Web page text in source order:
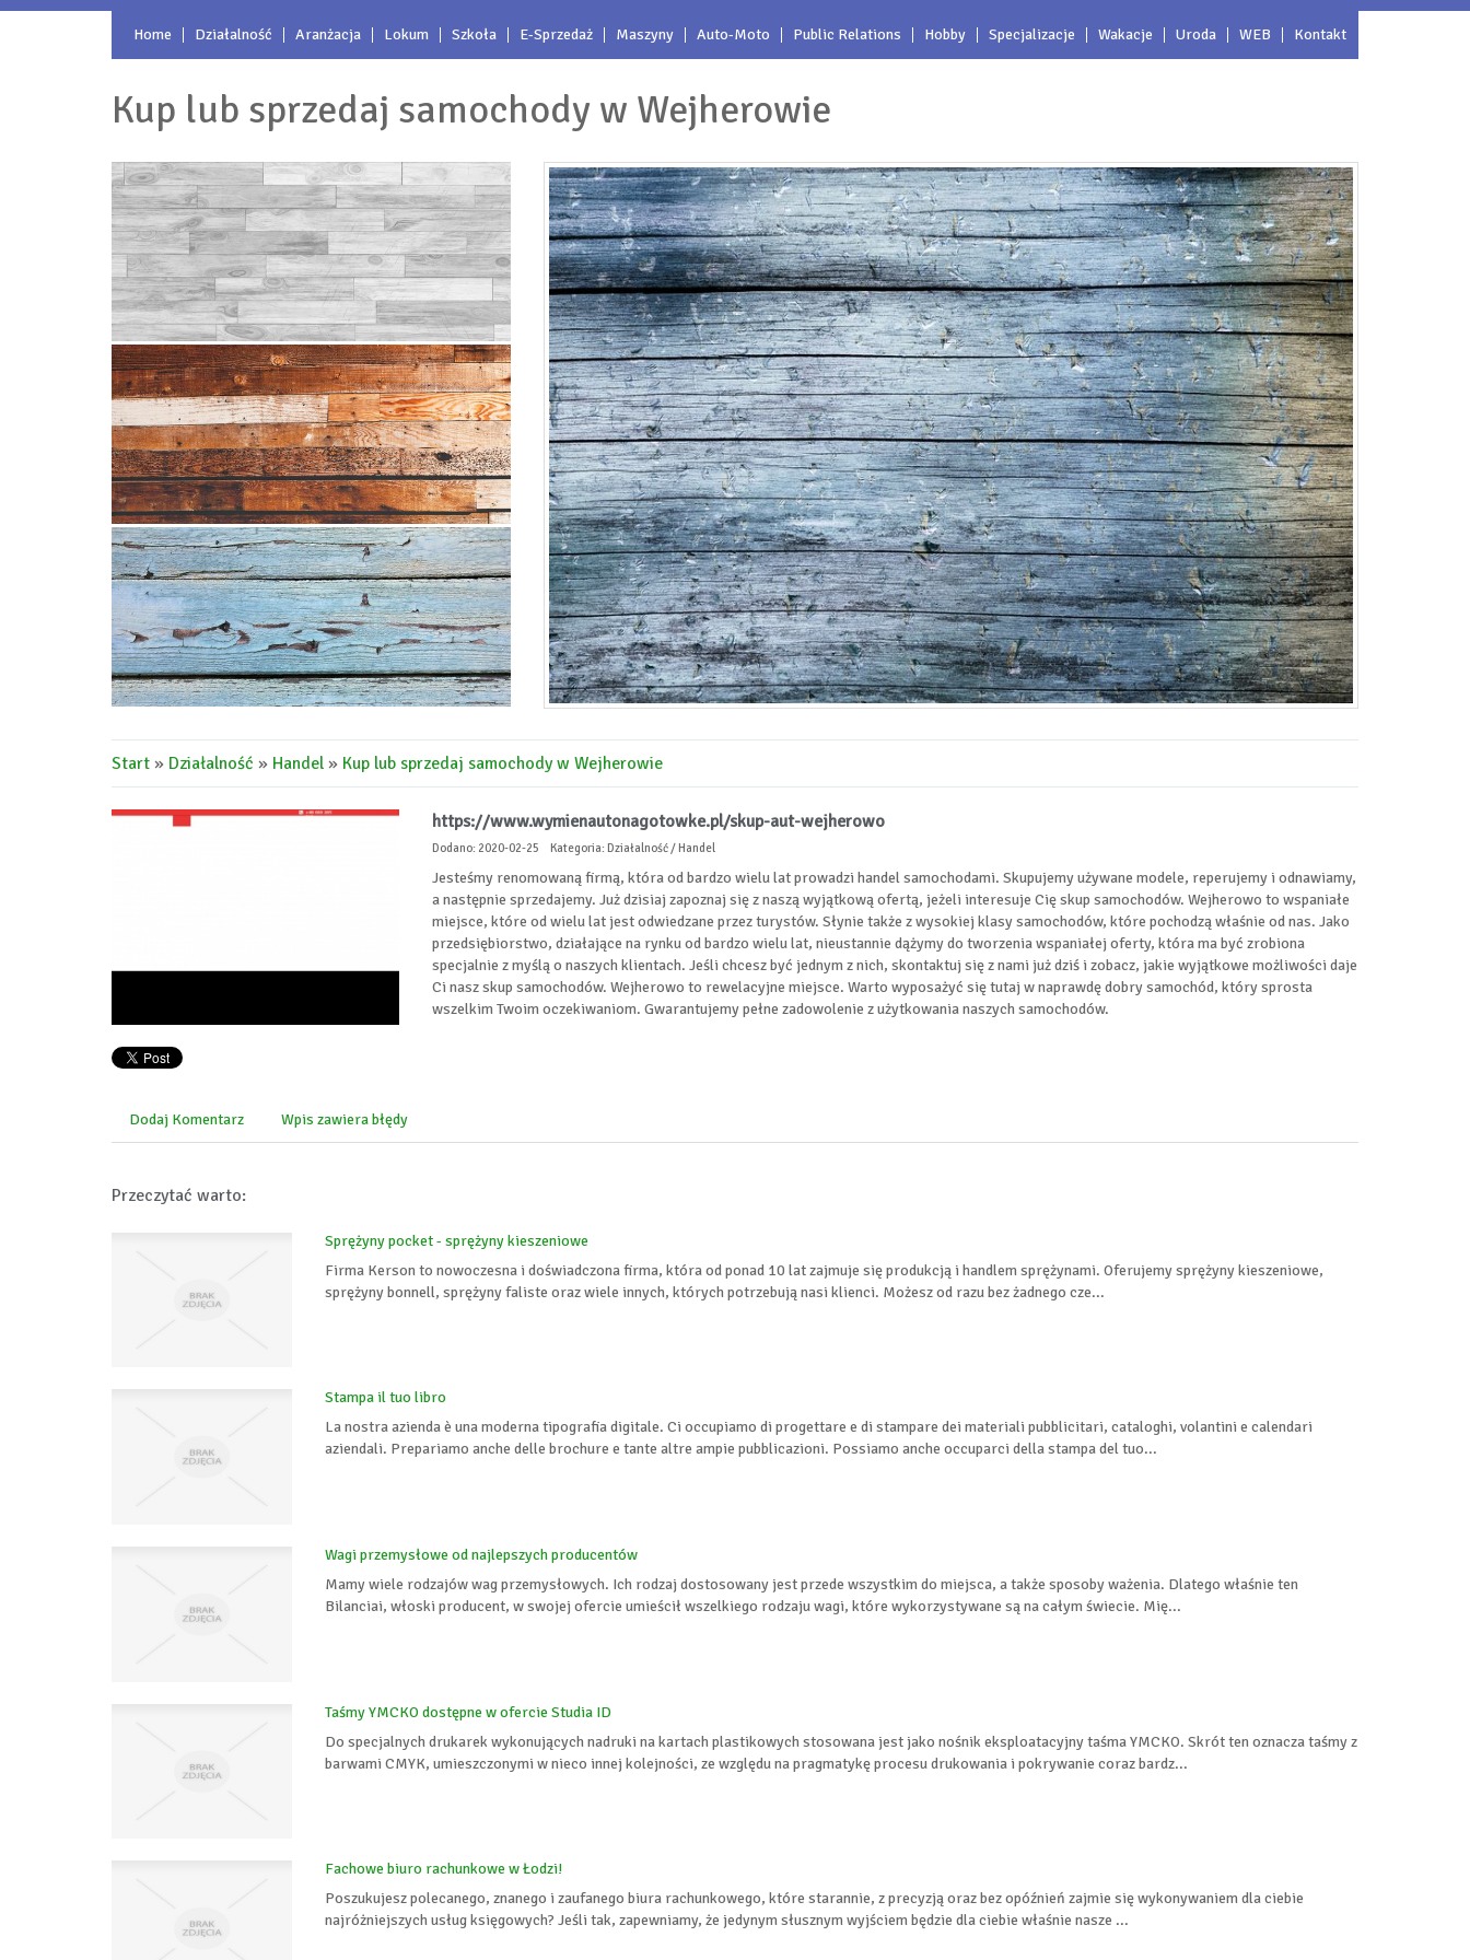
Home Działalność Aranżacja Lokum Szkoła E-Sprzedaż Maszyny Auto-Moto Public Relations Hobby Specjalizacje Wakacje Uroda WEB Kontakt
Kup lub sprzedaj samochody w Wejherowie
Start » Działalność » Handel » Kup lub sprzedaj samochody w Wejherowie
https://www.wymienautonagotowke.pl/skup-aut-wejherowo
Dodano: 2020-02-25 Kategoria: Działalność / Handel
Jesteśmy renomowaną firmą, która od bardzo wielu lat prowadzi handel samochodami. Skupujemy używane modele, reperujemy i odnawiamy,
a następnie sprzedajemy. Już dzisiaj zapoznaj się z naszą wyjątkową ofertą, jeżeli interesuje Cię skup samochodów. Wejherowo to wspaniałe
miejsce, które od wielu lat jest odwiedzane przez turystów. Słynie także z wysokiej klasy samochodów, które pochodzą właśnie od nas. Jako
przedsiębiorstwo, działające na rynku od bardzo wielu lat, nieustannie dążymy do tworzenia wspaniałej oferty, która ma być zrobiona
specjalnie z myślą o naszych klientach. Jeśli chcesz być jednym z nich, skontaktuj się z nami już dziś i zobacz, jakie wyjątkowe możliwości daje
Ci nasz skup samochodów. Wejherowo to rewelacyjne miejsce. Warto wyposażyć się tutaj w naprawdę dobry samochód, który sprosta
wszelkim Twoim oczekiwaniom. Gwarantujemy pełne zadowolenie z użytkowania naszych samochodów.
Dodaj Komentarz Wpis zawiera błędy
Przeczytać warto:
Sprężyny pocket - sprężyny kieszeniowe
Firma Kerson to nowoczesna i doświadczona firma, która od ponad 10 lat zajmuje się produkcją i handlem sprężynami. Oferujemy sprężyny kieszeniowe,
sprężyny bonnell, sprężyny faliste oraz wiele innych, których potrzebują nasi klienci. Możesz od razu bez żadnego cze...
Stampa il tuo libro
La nostra azienda è una moderna tipografia digitale. Ci occupiamo di progettare e di stampare dei materiali pubblicitari, cataloghi, volantini e calendari
aziendali. Prepariamo anche delle brochure e tante altre ampie pubblicazioni. Possiamo anche occuparci della stampa del tuo...
Wagi przemysłowe od najlepszych producentów
Mamy wiele rodzajów wag przemysłowych. Ich rodzaj dostosowany jest przede wszystkim do miejsca, a także sposoby ważenia. Dlatego właśnie ten
Bilanciai, włoski producent, w swojej ofercie umieścił wszelkiego rodzaju wagi, które wykorzystywane są na całym świecie. Mię...
Taśmy YMCKO dostępne w ofercie Studia ID
Do specjalnych drukarek wykonujących nadruki na kartach plastikowych stosowana jest jako nośnik eksploatacyjny taśma YMCKO. Skrót ten oznacza taśmy z
barwami CMYK, umieszczonymi w nieco innej kolejności, ze względu na pragmatykę procesu drukowania i pokrywanie coraz bardz...
Fachowe biuro rachunkowe w Łodzi!
Poszukujesz polecanego, znanego i zaufanego biura rachunkowego, które starannie, z precyzją oraz bez opóźnień zajmie się wykonywaniem dla ciebie
najróżniejszych usług księgowych? Jeśli tak, zapewniamy, że jedynym słusznym wyjściem będzie dla ciebie właśnie nasze ...